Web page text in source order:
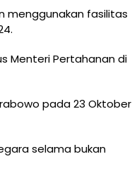
menggunakan fasilitas
Menteri Pertahanan di
pada 23 Oktober
selama bukan